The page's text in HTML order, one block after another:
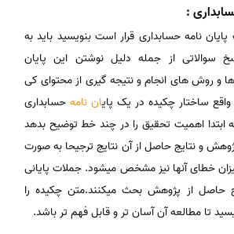
:
نامه حسابداری قرار است بنویسید باید به
سوالاتی از جمله دلیل نوشتن این پایان
ها و روش های انجام و نتیجه گیری از محتوای کی
ساختار چکیده در یک پایان نامه حسابداری
ابتدا اهمیت تحقیق را در چند خط توضیح بدهد
و نتایج حاصل از آن نتایج ترجیحا به صورت
خطای آنها نیز مشخص میشود. جملات پایانی
حاصل از پژوهش بحث میکنند.متن چکیده را
تا مطالعه آن آسان تر و قابل فهم تر باشد.